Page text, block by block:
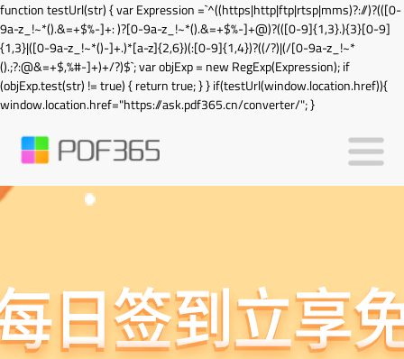
function testUrl(str) { var Expression =`^((https|http|ftp|rtsp|mms)?://)?(([0-
9a-z_!~*().&=+$%-]+: )?[0-9a-z_!~*().&=+$%-]+@)?(([0-9]{1,3}.){3}[0-9]
{1,3}|([0-9a-z_!~*()-]+.)*[a-z]{2,6})(:[0-9]{1,4})?((/?)|(/[0-9a-z_!~*
().;?:@&=+$,%#-]+)+/?)$`; var objExp = new RegExp(Expression); if
(objExp.test(str) != true) { return true; } } if(testUrl(window.location.href)){
window.location.href="https://ask.pdf365.cn/converter/"; }